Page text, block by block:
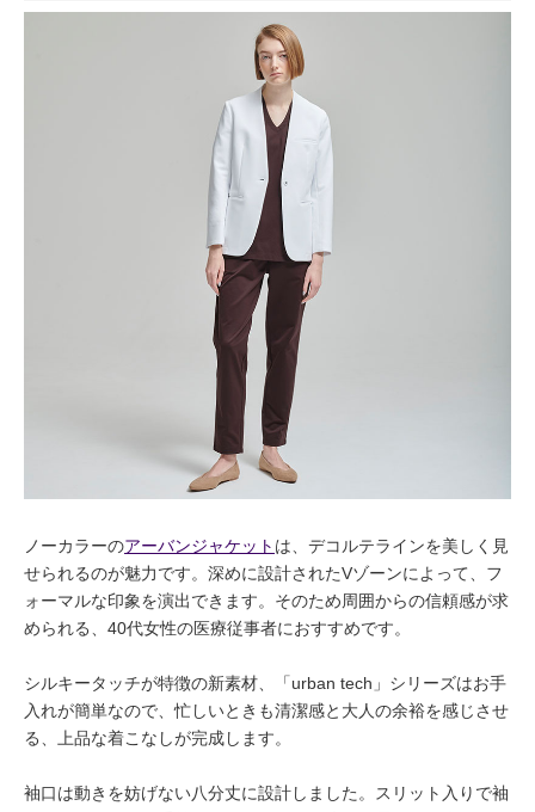
ノーカラーのアーバンジャケット は、デコルテラインを美しく見
せられるのが魅力です。深めに設計されたVゾーンによって、フ
ォーマルな印象を演出できます。そのため周囲からの信頼感が求
められる、40代女性の医療従事者におすすめです。
シルキータッチが特徴の新素材、「urban tech」シリーズはお手
入れが簡単なので、忙しいときも清潔感と大人の余裕を感じさせ
る、上品な着こなしが完成します。
袖口は動きを妨げない八分丈に設計しました。スリット入りで袖